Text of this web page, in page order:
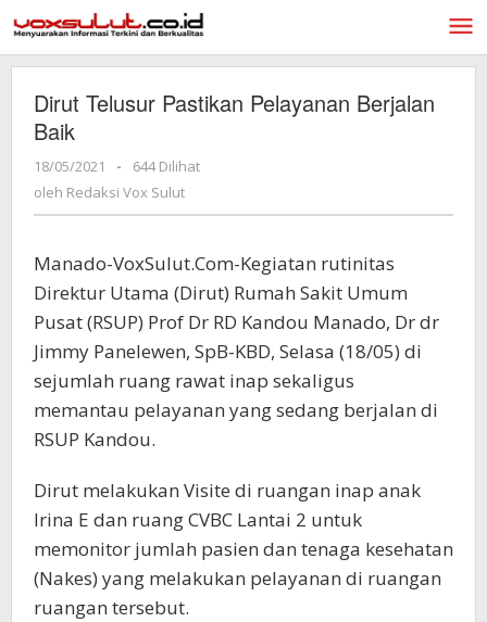
ke
konten
Dirut Telusur Pastikan Pelayanan Berjalan
Baik
18/05/2021
oleh
Redaksi
-
644 Dilihat
oleh Redaksi Vox Sulut
Manado-VoxSulut.Com-Kegiatan rutinitas
Direktur Utama (Dirut) Rumah Sakit Umum
Pusat (RSUP) Prof Dr RD Kandou Manado, Dr dr
Jimmy Panelewen, SpB-KBD, Selasa (18/05) di
sejumlah ruang rawat inap sekaligus
memantau pelayanan yang sedang berjalan di
RSUP Kandou.
Dirut melakukan Visite di ruangan inap anak
Irina E dan ruang CVBC Lantai 2 untuk
memonitor jumlah pasien dan tenaga kesehatan
(Nakes) yang melakukan pelayanan di ruangan
ruangan tersebut.